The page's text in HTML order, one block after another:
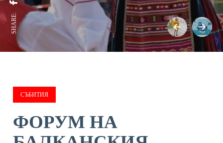
SHARE:
СЪБИТИЯ
ФОРУМ НА